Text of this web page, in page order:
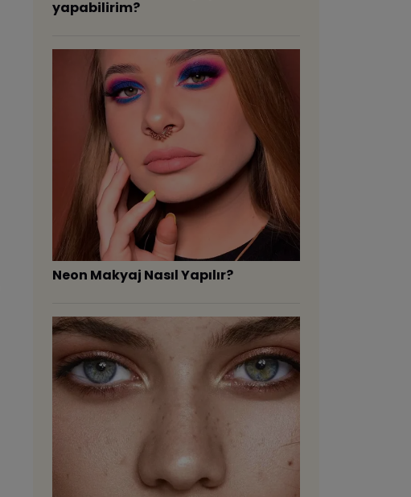
yapabilirim?
Neon Makyaj Nasıl Yapılır?